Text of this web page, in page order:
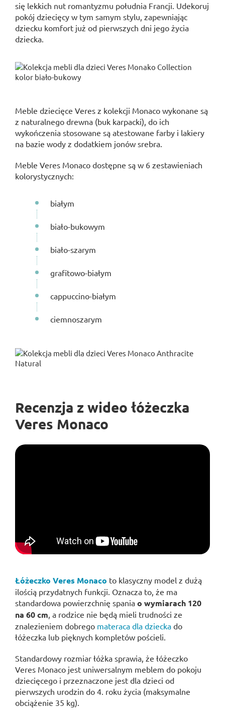
się lekkich nut romantyzmu południa Francji. Udekoruj
pokój dziecięcy w tym samym stylu, zapewniając
dziecku komfort już od pierwszych dni jego życia
dziecka.
Meble dziecięce Veres z kolekcji Monaco wykonane są
z naturalnego drewna (buk karpacki), do ich
wykończenia stosowane są atestowane farby i lakiery
na bazie wody z dodatkiem jonów srebra.
Meble Veres Monaco dostępne są w 6 zestawieniach
kolorystycznych:
białym
biało-bukowym
biało-szarym
grafitowo-białym
cappuccino-białym
ciemnoszarym
Recenzja z wideo łóżeczka
Veres Monaco
Łóżeczko Veres Monaco to klasyczny model z dużą
ilością przydatnych funkcji. Oznacza to, że ma
standardowa powierzchnię spania o wymiarach 120
na 60 cm, a rodzice nie będą mieli trudności ze
znalezieniem dobrego materaca dla dziecka do
łóżeczka lub pięknych kompletów pościeli.
Standardowy rozmiar łóżka sprawia, że łóżeczko
Veres Monaco jest uniwersalnym meblem do pokoju
dziecięcego i przeznaczone jest dla dzieci od
pierwszych urodzin do 4. roku życia (maksymalne
obciążenie 35 kg).